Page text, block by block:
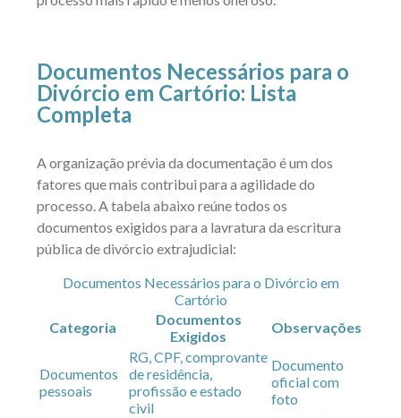
Documentos Necessários para o
Divórcio em Cartório: Lista
Completa
A organização prévia da documentação é um dos
fatores que mais contribui para a agilidade do
processo. A tabela abaixo reúne todos os
documentos exigidos para a lavratura da escritura
pública de divórcio extrajudicial:
Documentos Necessários para o Divórcio em
Cartório
Categoria
Documentos
Exigidos
Observações
Documentos
pessoais
RG, CPF, comprovante
de residência,
profissão e estado
civil
Documento
oficial com
foto